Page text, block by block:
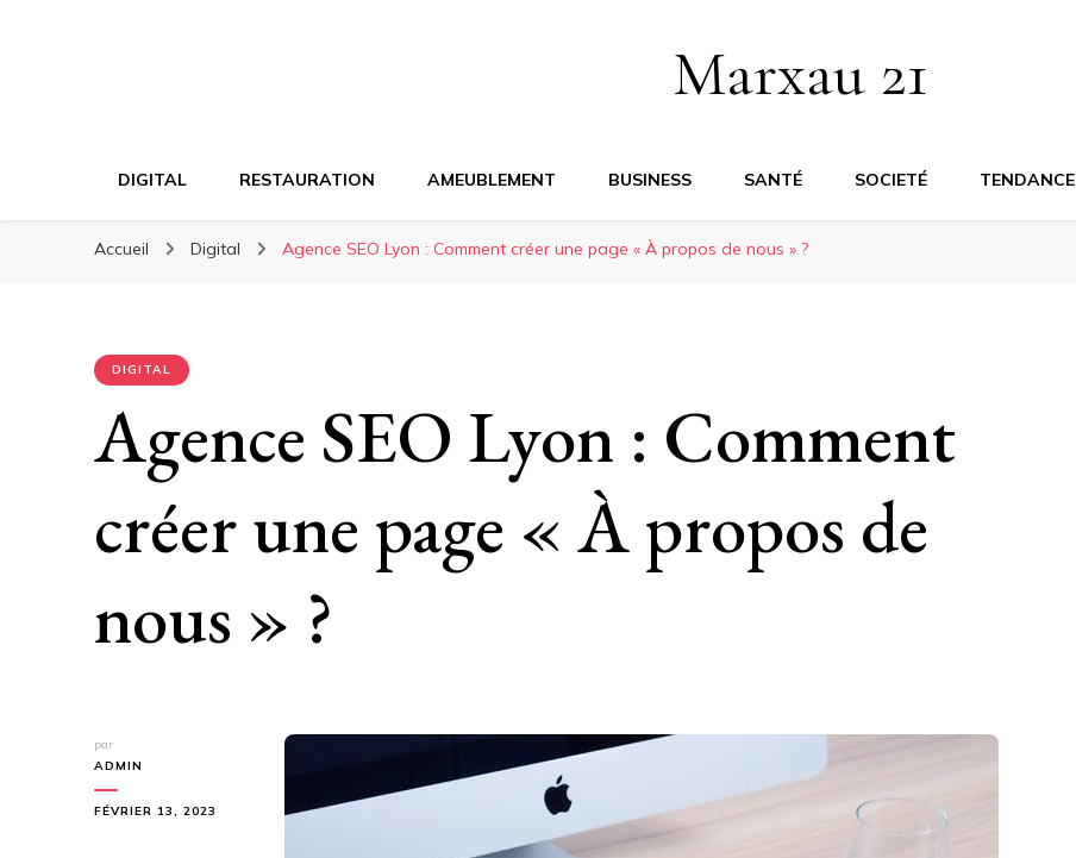
Marxau 21
DIGITAL RESTAURATION AMEUBLEMENT BUSINESS SANTÉ SOCIETÉ TENDANCE
Accueil Digital Agence SEO Lyon : Comment créer une page « À propos de nous » ?
DIGITAL
Agence SEO Lyon : Comment
créer une page « À propos de
nous » ?
par
ADMIN
FÉVRIER 13, 2023